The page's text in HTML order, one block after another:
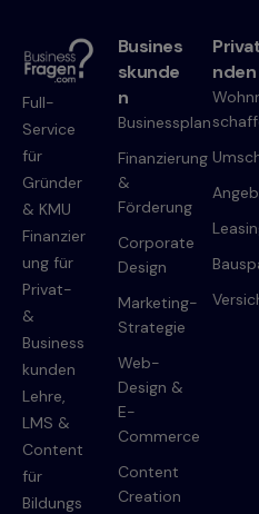
Full-
Service
für
Gründer
& KMU
Finanzier
ung für
Privat-
&
Business
kunden
Lehre,
LMS &
Content
für
Bildungs
Busines
skunde
n
Businessplan
Finanzierung
&
Förderung
Corporate
Design
Marketing-
Strategie
Web-
Design &
E-
Commerce
Content
Creation
nden